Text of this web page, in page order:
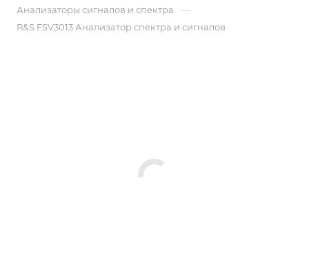
Анализаторы сигналов и спектра —
R&S FSV3013 Анализатор спектра и сигналов